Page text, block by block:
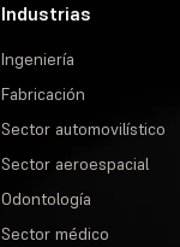
Industrias
Ingeniería
Fabricación
Sector automovilístico
Sector aeroespacial
Odontología
Sector médico